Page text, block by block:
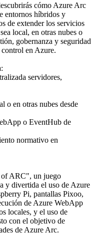
cómo Azure Arc
entornos híbridos y
de extender los servicios
local, en otras nubes o
gobernanza y seguridad
control en Azure.
servidores,
o en otras nubes desde
o EventHub de
normativo en
of ARC", un juego
y divertida el uso de Azure
Pi, pantallas Pixoo,
de Azure WebApp
locales, y el uso de
con el objetivo de
de Azure Arc.